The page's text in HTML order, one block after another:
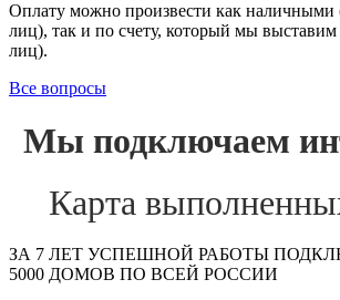
Оплату можно произвести как наличными
лиц), так и по счету, который мы
лиц).
Все вопросы
Мы подключаем
Карта
ЗА 7 ЛЕТ УСПЕШНОЙ РАБОТЫ
5000 ДОМОВ ПО ВСЕЙ РОССИИ